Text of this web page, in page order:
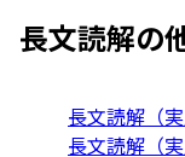
長文読解の
長文読解（
長文読解（